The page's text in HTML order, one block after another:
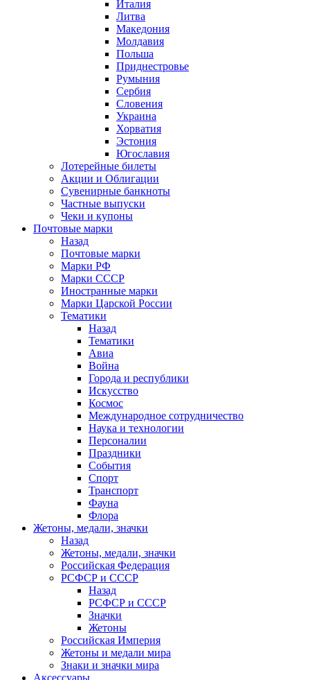
Италия
Литва
Македония
Молдавия
Польша
Приднестровье
Румыния
Сербия
Словения
Украина
Хорватия
Эстония
Югославия
Лотерейные билеты
Акции и Облигации
Сувенирные банкноты
Частные выпуски
Чеки и купоны
Почтовые марки
Назад
Почтовые марки
Марки РФ
Марки СССР
Иностранные марки
Марки Царской России
Тематики
Назад
Тематики
Авиа
Война
Города и республики
Искусство
Космос
Международное сотрудничество
Наука и технологии
Персоналии
Праздники
События
Спорт
Транспорт
Фауна
Флора
Жетоны, медали, значки
Назад
Жетоны, медали, значки
Российская Федерация
РСФСР и СССР
Назад
РСФСР и СССР
Значки
Жетоны
Российская Империя
Жетоны и медали мира
Знаки и значки мира
Аксессуары